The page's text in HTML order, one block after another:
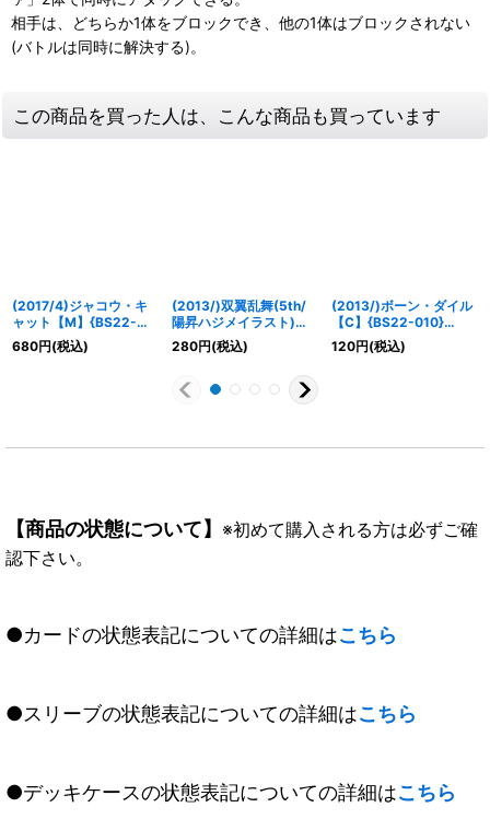
相手は、どちらか1体をブロックでき、他の1体はブロックされない
(バトルは同時に解決する)。
この商品を買った人は、こんな商品も買っています
(2017/4)ジャコウ・キ
ャット【M】{BS22-
033}《白》
680円(税込)
(2013/)双翼乱舞(5th/
陽昇ハジメイラスト)
【C】{SD06-013}
《赤》
280円(税込)
(2013/)ボーン・ダイル
【C】{BS22-010}
《紫》
120円(税込)
【商品の状態について】 ※初めて購入される方は必ずご確
認下さい。
●カードの状態表記についての詳細はこちら
●スリーブの状態表記についての詳細はこちら
●デッキケースの状態表記についての詳細はこちら